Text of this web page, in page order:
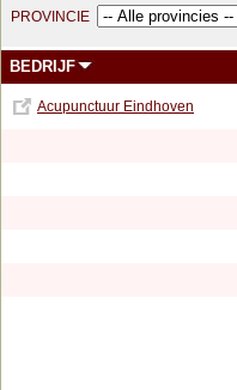
PROVINCIE
BEDRIJF
Acupunctuur Eindhoven